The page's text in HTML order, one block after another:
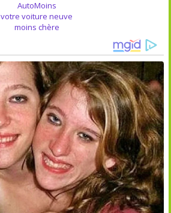
AutoMoins
votre voiture neuve
moins chère